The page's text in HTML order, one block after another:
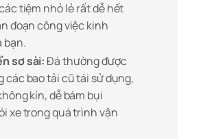
tiệm nhỏ lẻ rất dễ hết
đoạn công việc kinh
bạn.
sơ sài:Đá thường được
các bao tải cũ tái sử dụng,
kín, dễ bám bụi
xe trong quá trình vận